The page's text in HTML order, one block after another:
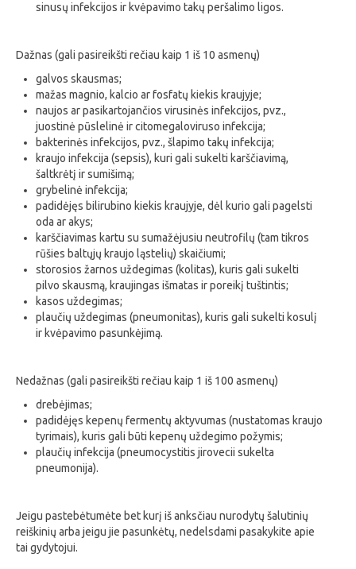
sinusų infekcijos ir kvėpavimo takų peršalimo ligos.
Dažnas (gali pasireikšti rečiau kaip 1 iš 10 asmenų)
galvos skausmas;
mažas magnio, kalcio ar fosfatų kiekis kraujyje;
naujos ar pasikartojančios virusinės infekcijos, pvz.,
juostinė pūslelinė ir citomegaloviruso infekcija;
bakterinės infekcijos, pvz., šlapimo takų infekcija;
kraujo infekcija (sepsis), kuri gali sukelti karščiavimą,
šaltkrėtį ir sumišimą;
grybelinė infekcija;
padidėjęs bilirubino kiekis kraujyje, dėl kurio gali pagelsti
oda ar akys;
karščiavimas kartu su sumažėjusiu neutrofilų (tam tikros
rūšies baltųjų kraujo ląstelių) skaičiumi;
storosios žarnos uždegimas (kolitas), kuris gali sukelti
pilvo skausmą, kraujingas išmatas ir poreikį tuštintis;
kasos uždegimas;
plaučių uždegimas (pneumonitas), kuris gali sukelti kosulį
ir kvėpavimo pasunkėjimą.
Nedažnas (gali pasireikšti rečiau kaip 1 iš 100 asmenų)
drebėjimas;
padidėjęs kepenų fermentų aktyvumas (nustatomas kraujo
tyrimais), kuris gali būti kepenų uždegimo požymis;
plaučių infekcija (pneumocystitis jirovecii sukelta
pneumonija).
Jeigu pastebėtumėte bet kurį iš anksčiau nurodytų šalutinių
reiškinių arba jeigu jie pasunkėtų, nedelsdami pasakykite apie
tai gydytojui.